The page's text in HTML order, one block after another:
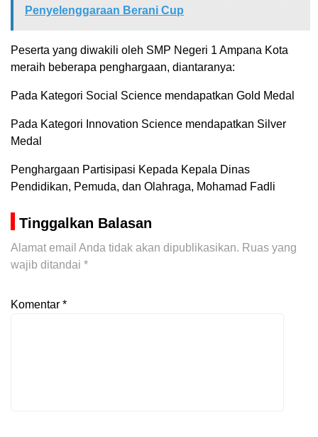
Penyelenggaraan Berani Cup
Peserta yang diwakili oleh SMP Negeri 1 Ampana Kota
meraih beberapa penghargaan, diantaranya:
Pada Kategori Social Science mendapatkan Gold Medal
Pada Kategori Innovation Science mendapatkan Silver
Medal
Penghargaan Partisipasi Kepada Kepala Dinas
Pendidikan, Pemuda, dan Olahraga, Mohamad Fadli
Tinggalkan Balasan
Alamat email Anda tidak akan dipublikasikan. Ruas yang
wajib ditandai *
Komentar *